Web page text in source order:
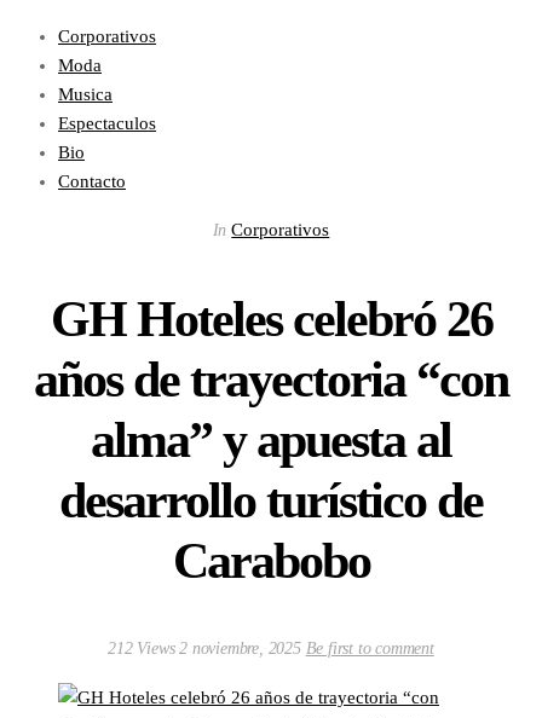
Corporativos
Moda
Musica
Espectaculos
Bio
Contacto
In Corporativos
GH Hoteles celebró 26
años de trayectoria “con
alma” y apuesta al
desarrollo turístico de
Carabobo
212 Views2 noviembre, 2025 Be first to comment